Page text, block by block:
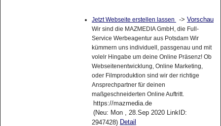
Jetzt Webseite erstellen lassen -> Vorschau
Wir sind die MAZMEDIA GmbH, die Full-
Service Werbeagentur aus Potsdam Wir
kümmern uns individuell, passgenau und mit
volelr Hingabe um deine Online Präsenz! Ob
Webseitenentwicklung, Online Marketing,
oder Filmproduktion sind wir der richtige
Ansprechpartner für deinen
maßgeschneiderten Online Auftritt.
https://mazmedia.de
(Neu: Mon , 28.Sep 2020 LinkID:
2947428) Detail